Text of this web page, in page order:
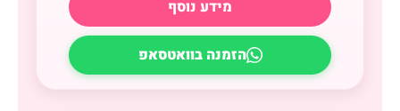
מידע נוסף
הזמנה בוואטסאפ